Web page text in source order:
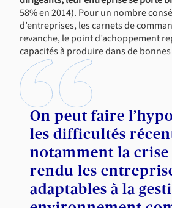
58% en 2014). Pour un nombre
d’entreprises, les carnets de
revanche, le point d’achoppement
capacités à produire dans de
On peut faire
les difficultés
notamment la
rendu les
adaptables à la